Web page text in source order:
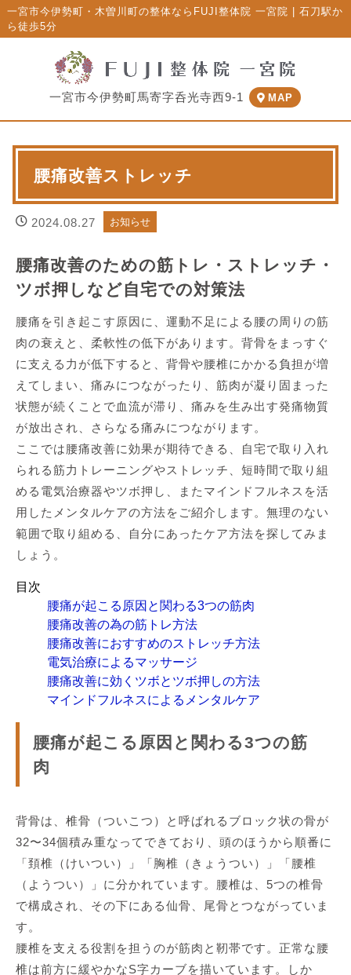
一宮市今伊勢町・木曽川町の整体ならFUJI整体院 一宮院 | 石刀駅か
ら徒歩5分
一宮市今伊勢町馬寄字呑光寺西9-1 MAP
腰痛改善ストレッチ
2024.08.27 お知らせ
腰痛改善のための筋トレ・ストレッチ・
ツボ押しなど自宅での対策法
腰痛を引き起こす原因に、運動不足による腰の周りの筋
肉の衰えと、柔軟性の低下があります。背骨をまっすぐ
に支える力が低下すると、背骨や腰椎にかかる負担が増
えてしまい、痛みにつながったり、筋肉が凝り固まった
状態が続くことで血流が滞り、痛みを生み出す発痛物質
が放出され、さらなる痛みにつながります。
ここでは腰痛改善に効果が期待できる、自宅で取り入れ
られる筋力トレーニングやストレッチ、短時間で取り組
める電気治療器やツボ押し、またマインドフルネスを活
用したメンタルケアの方法をご紹介します。無理のない
範囲で取り組める、自分にあったケア方法を探してみま
しょう。
目次
腰痛が起こる原因と関わる3つの筋肉
腰痛改善の為の筋トレ方法
腰痛改善におすすめのストレッチ方法
電気治療によるマッサージ
腰痛改善に効くツボとツボ押しの方法
マインドフルネスによるメンタルケア
腰痛が起こる原因と関わる3つの筋
肉
背骨は、椎骨（ついこつ）と呼ばれるブロック状の骨が
32〜34個積み重なってできており、頭のほうから順番に
「頚椎（けいつい）」「胸椎（きょうつい）」「腰椎
（ようつい）」に分かれています。腰椎は、5つの椎骨
で構成され、その下にある仙骨、尾骨とつながっていま
す。
腰椎を支える役割を担うのが筋肉と靭帯です。正常な腰
椎は前方に緩やかなS字カーブを描いています。しか